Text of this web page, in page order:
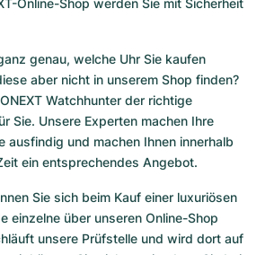
Online-Shop werden Sie mit Sicherheit
genau, welche Uhr Sie kaufen
aber nicht in unserem Shop finden?
Watchhunter der richtige
Sie. Unsere Experten machen Ihre
ausfindig und machen Ihnen innerhalb
ein entsprechendes Angebot.
Sie sich beim Kauf einer luxuriösen
einzelne über unseren Online-Shop
unsere Prüfstelle und wird dort auf